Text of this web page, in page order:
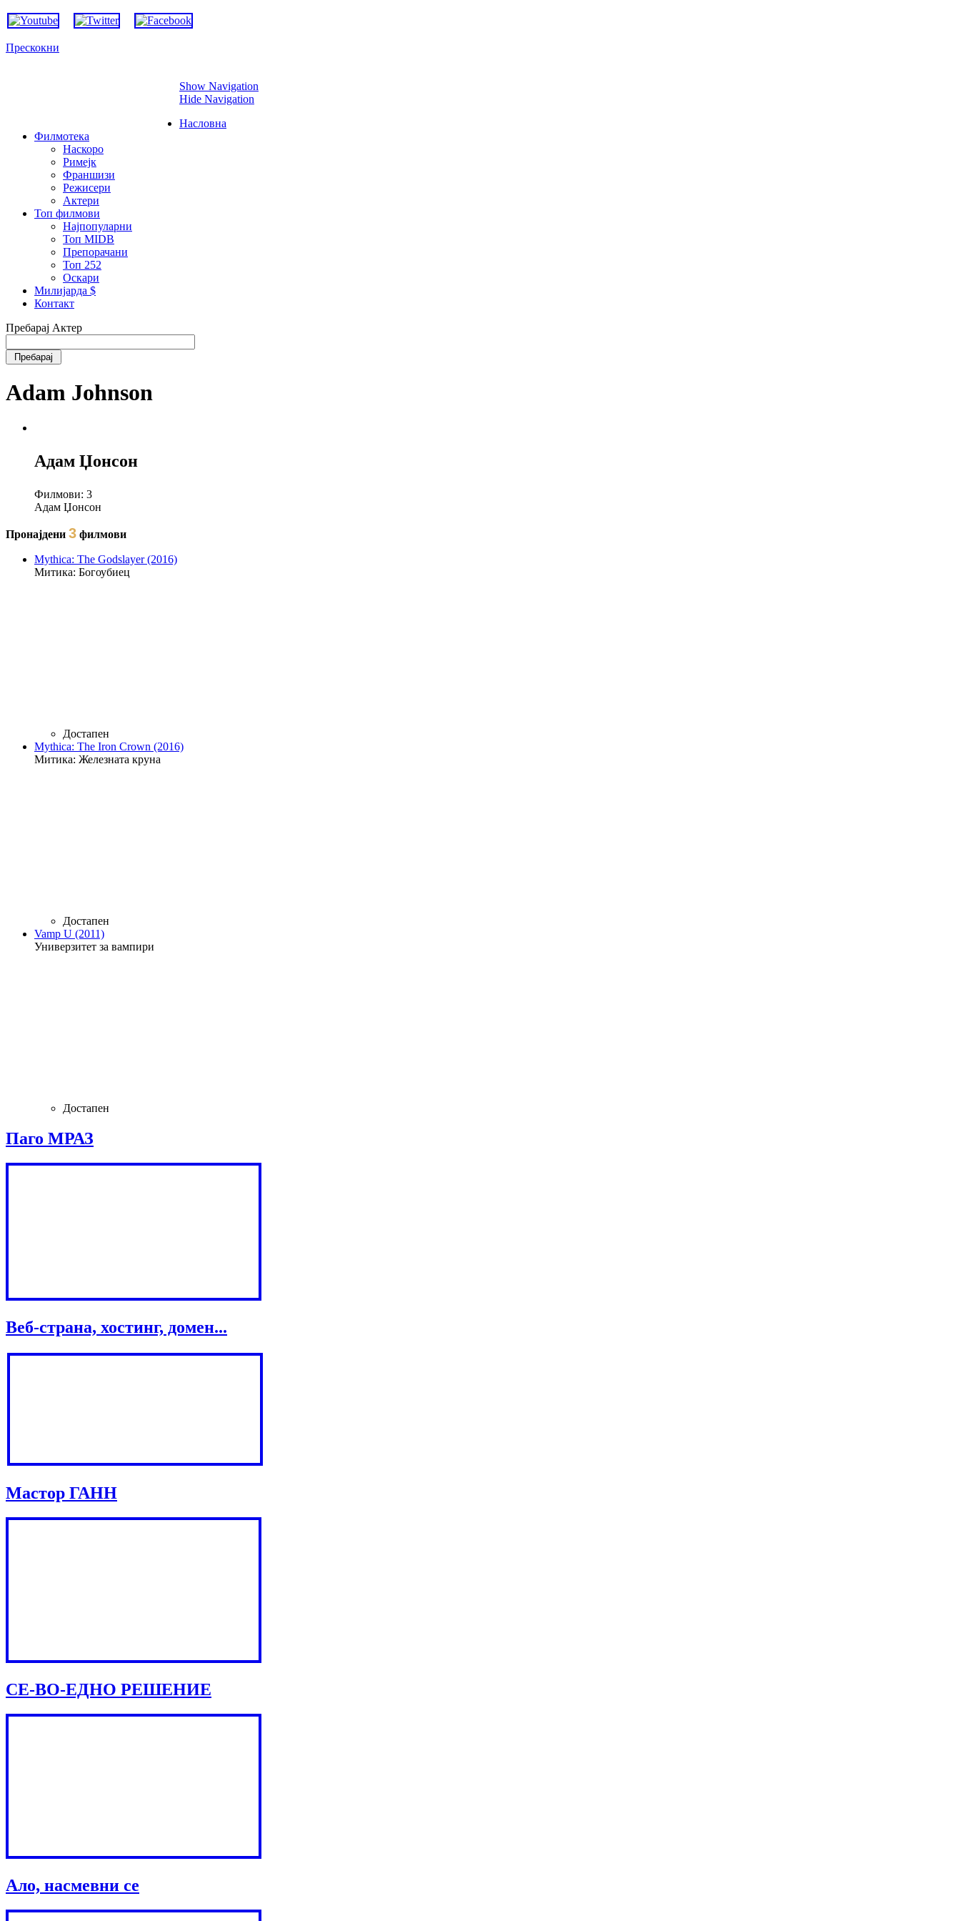
Прескокни
Show Navigation
Hide Navigation
Насловна
Филмотека
Наскоро
Римејк
Франшизи
Режисери
Актери
Топ филмови
Најпопуларни
Топ MIDB
Препорачани
Топ 252
Оскари
Милијарда $
Контакт
Пребарај Актер
Adam Johnson
Адам Џонсон
Филмови: 3
Адам Џонсон
Пронајдени 3 филмови
Mythica: The Godslayer (2016)
Митика: Богоубиец
Достапен
Mythica: The Iron Crown (2016)
Митика: Железната круна
Достапен
Vamp U (2011)
Универзитет за вампири
Достапен
Паго МРАЗ
Веб-страна, хостинг, домен...
Мастор ГАНН
СЕ-ВО-ЕДНО РЕШЕНИЕ
Ало, насмевни се